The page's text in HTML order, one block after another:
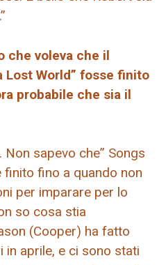
che voleva che il
Lost World” fosse finito
probabile che sia il
sapevo che” Songs
fino a quando non
per imparare per lo
so cosa stia
(Cooper) ha fatto
aprile, e ci sono stati